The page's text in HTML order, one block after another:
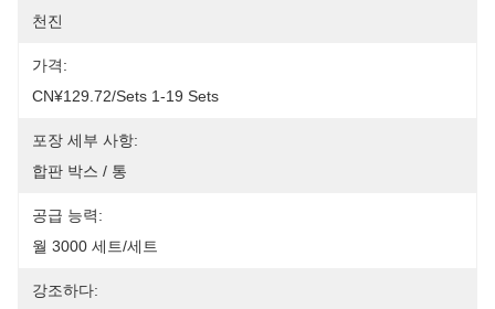
천진
가격:
CN¥129.72/sets 1-19 Sets
포장 세부 사항:
합판 박스 / 통
공급 능력:
월 3000 세트/세트
강조하다: